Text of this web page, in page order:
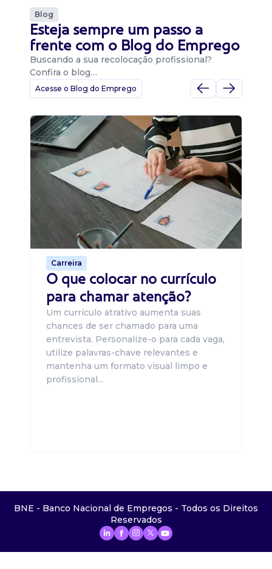
Blog
Esteja sempre um passo a
frente com o Blog do Emprego
Buscando a sua recolocação profissional?
Confira o blog…
Acesse o Blog do Emprego
Carreira
O que colocar no currículo
para chamar atenção?
Um currículo atrativo aumenta suas
chances de ser chamado para uma
entrevista. Personalize-o para cada vaga,
utilize palavras-chave relevantes e
mantenha um formato visual limpo e
profissional...
BNE - Banco Nacional de Empregos - Todos os Direitos
Reservados